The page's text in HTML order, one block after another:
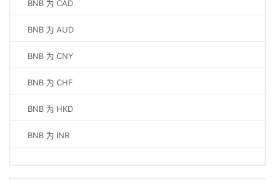
BNB 为 CAD
BNB 为 AUD
BNB 为 CNY
BNB 为 CHF
BNB 为 HKD
BNB 为 INR